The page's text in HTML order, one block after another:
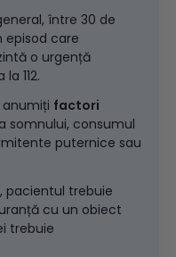
între 30 de
episod care
o urgență
112.
factori
somnului, consumul
puternice sau
, pacientul trebuie
cu un obiect
trebuie